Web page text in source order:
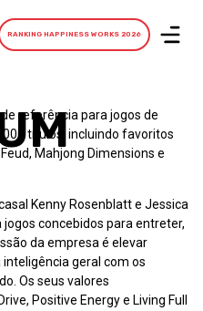
RANKING HAPPINESS WORKS 2026
referência para jogos de
títulos, incluindo favoritos
Mahjong Dimensions e
Kenny Rosenblatt e Jessica
jogos concebidos para entreter,
da empresa é elevar
geral com os
Os seus valores
Positive Energy e Living Full